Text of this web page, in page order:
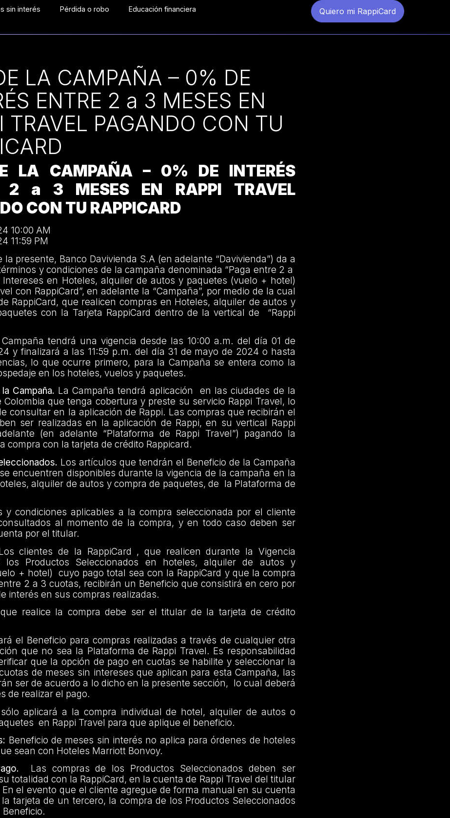
sin interés Pérdida o robo Educación financiera Quiero mi RappiCard
LA CAMPAÑA – 0% DE
ENTRE 2 a 3 MESES EN
TRAVEL PAGANDO CON TU
LA CAMPAÑA – 0% DE INTERÉS
2 a 3 MESES EN RAPPI TRAVEL
CON TU RAPPICARD
10:00 AM
11:59 PM
la presente, Banco Davivienda S.A (en adelante “Davivienda”) da a
y condiciones de la campaña denominada “Paga entre 2 a
Intereses en Hoteles, alquiler de autos y paquetes (vuelo + hotel)
con RappiCard”, en adelante la “Campaña”, por medio de la cual
RappiCard, que realicen compras en Hoteles, alquiler de autos y
con la Tarjeta RappiCard dentro de la vertical de “Rappi
tendrá una vigencia desde las 10:00 a.m. del día 01 de
y finalizará a las 11:59 p.m. del día 31 de mayo de 2024 o hasta
lo que ocurre primero, para la Campaña se entera como la
en los hoteles, vuelos y paquetes.
Campaña. La Campaña tendrá aplicación en las ciudades de la
Colombia que tenga cobertura y preste su servicio Rappi Travel, lo
consultar en la aplicación de Rappi. Las compras que recibirán el
ser realizadas en la aplicación de Rappi, en su vertical Rappi
(en adelante “Plataforma de Rappi Travel”) pagando la
compra con la tarjeta de crédito Rappicard.
Los artículos que tendrán el Beneficio de la Campaña
encuentren disponibles durante la vigencia de la campaña en la
alquiler de autos y compra de paquetes, de la Plataforma de
y condiciones aplicables a la compra seleccionada por el cliente
al momento de la compra, y en todo caso deben ser
por el titular.
clientes de la RappiCard , que realicen durante la Vigencia
los Productos Seleccionados en hoteles, alquiler de autos y
+ hotel) cuyo pago total sea con la RappiCard y que la compra
2 a 3 cuotas, recibirán un Beneficio que consistirá en cero por
interés en sus compras realizadas.
realice la compra debe ser el titular de la tarjeta de crédito
el Beneficio para compras realizadas a través de cualquier otra
que no sea la Plataforma de Rappi Travel. Es responsabilidad
que la opción de pago en cuotas se habilite y seleccionar la
de meses sin intereses que aplican para esta Campaña, las
ser de acuerdo a lo dicho en la presente sección, lo cual deberá
de realizar el pago.
aplicará a la compra individual de hotel, alquiler de autos o
en Rappi Travel para que aplique el beneficio.
Beneficio de meses sin interés no aplica para órdenes de hoteles
sean con Hoteles Marriott Bonvoy.
Las compras de los Productos Seleccionados deben ser
totalidad con la RappiCard, en la cuenta de Rappi Travel del titular
el evento que el cliente agregue de forma manual en su cuenta
la tarjeta de un tercero, la compra de los Productos Seleccionados